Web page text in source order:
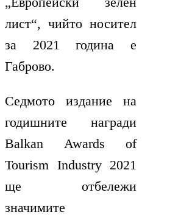
лист“, чийто носител
за 2021 година е
Габрово.
Седмото издание на
годишните награди
Balkan Awards of
Tourism Industry 2021
ще отбележи
значимите